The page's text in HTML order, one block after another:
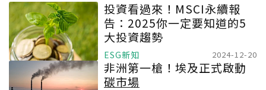
投資看過來！MSCI永續報
告：2025你一定要知道的5
大投資趨勢
ESG新知 2024-12-20
非洲第一槍！埃及正式啟動
碳市場